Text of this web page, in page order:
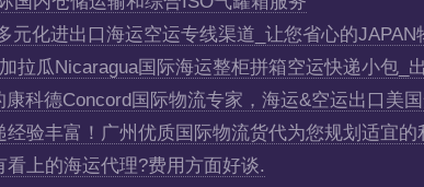
元化进出口海运空运专线渠道_让您省心的JAPAN
拉瓜Nicaragua国际海运整柜拼箱空运快递小包_
科德Concord国际物流专家，海运&空运出口美国
验丰富！广州优质国际物流货代为您规划适宜的
上的海运代理?费用方面好谈.